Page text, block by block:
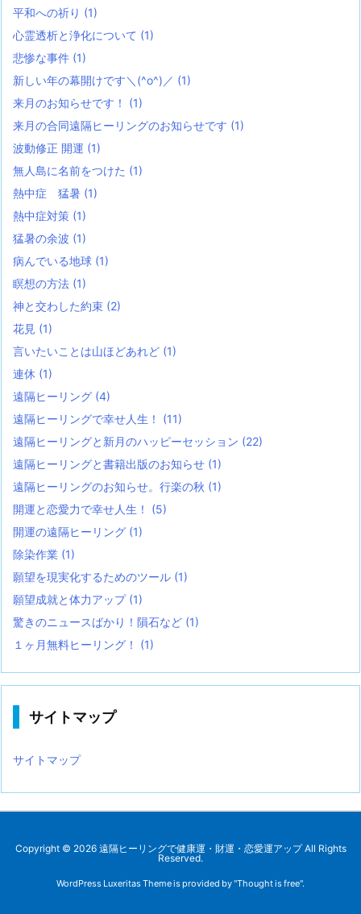
平和への祈り (1)
心霊透析と浄化について (1)
悲惨な事件 (1)
新しい年の幕開けです＼(^o^)／ (1)
来月のお知らせです！ (1)
来月の合同遠隔ヒーリングのお知らせです (1)
波動修正 開運 (1)
無人島に名前をつけた (1)
熱中症 猛暑 (1)
熱中症対策 (1)
猛暑の余波 (1)
病んでいる地球 (1)
瞑想の方法 (1)
神と交わした約束 (2)
花見 (1)
言いたいことは山ほどあれど (1)
連休 (1)
遠隔ヒーリング (4)
遠隔ヒーリングで幸せ人生！ (11)
遠隔ヒーリングと新月のハッピーセッション (22)
遠隔ヒーリングと書籍出版のお知らせ (1)
遠隔ヒーリングのお知らせ。行楽の秋 (1)
開運と恋愛力で幸せ人生！ (5)
開運の遠隔ヒーリング (1)
除染作業 (1)
願望を現実化するためのツール (1)
願望成就と体力アップ (1)
驚きのニュースばかり！隕石など (1)
１ヶ月無料ヒーリング！ (1)
サイトマップ
サイトマップ
Copyright © 2026 遠隔ヒーリングで健康運・財運・恋愛運アップAll Rights
Reserved.
WordPress Luxeritas Theme is provided by "Thought is free".